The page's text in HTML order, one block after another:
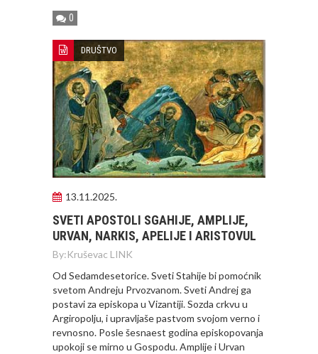
0
DRUŠTVO
13.11.2025.
SVETI APOSTOLI SGAHIJE, AMPLIJE,
URVAN, NARKIS, APELIJE I ARISTOVUL
By:Kruševac LINK
Od Sedamdesetorice. Sveti Stahije bi pomoćnik
svetom Andreju Prvozvanom. Sveti Andrej ga
postavi za episkopa u Vizantiji. Sozda crkvu u
Argiropolju, i upravljaše pastvom svojom verno i
revnosno. Posle šesnaest godina episkopovanja
upokoji se mirno u Gospodu. Amplije i Urvan